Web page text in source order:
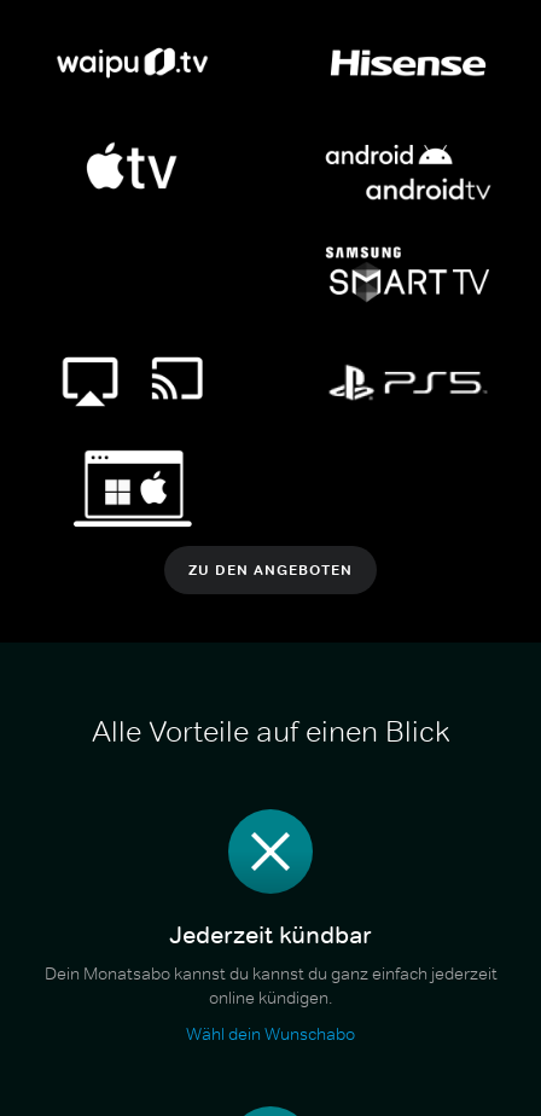
ZU DEN ANGEBOTEN
Alle Vorteile auf einen Blick
Jederzeit kündbar
Dein Monatsabo kannst du kannst du ganz einfach jederzeit
online kündigen.
Wähl dein Wunschabo